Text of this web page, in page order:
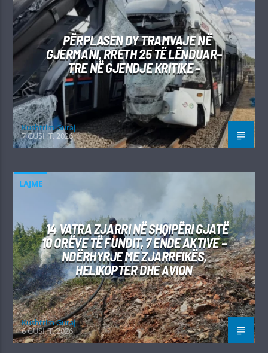
PËRPLASEN DY TRAMVAJE NË
GJERMANI, RRETH 25 TË LËNDUAR–
TRE NË GJENDJE KRITIKE –
Kushtrim Guraj
7 GUSHT, 2026
LAJME
14 VATRA ZJARRI NË SHQIPËRI GJATË
10 ORËVE TË FUNDIT, 7 ENDE AKTIVE –
NDËRHYRJE ME ZJARRFIKËS,
HELIKOPTER DHE AVION
Kushtrim Guraj
6 GUSHT, 2026